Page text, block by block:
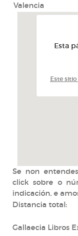
Valencia
Esta
Este
Se non
click sobre o
indicación, e
Distancia total:
Gallaecia Libros